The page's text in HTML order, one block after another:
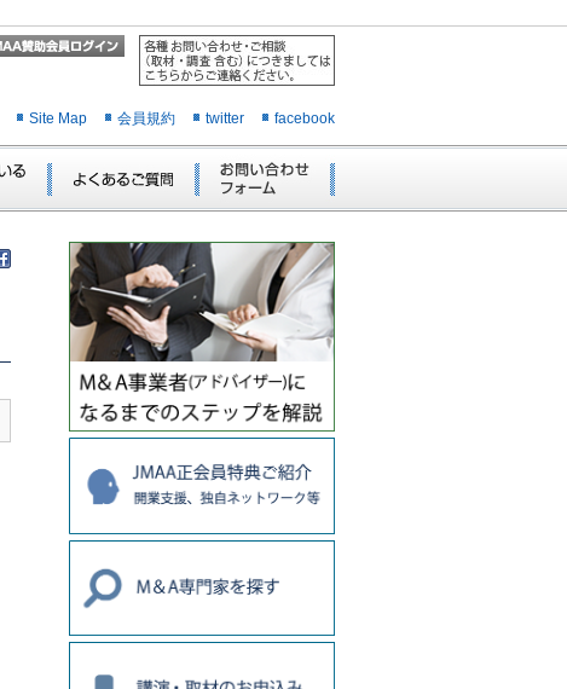
Site Map 会員規約 twitter facebook